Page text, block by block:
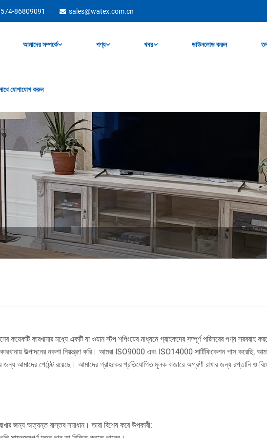
86809091 sales@watex.com.cn
আমাদের সম্পর্কে পণ্য খবর ডাউনলোড করুন
যোগাযোগ করুন
কারখানার মধ্যে একটি যা ওয়ান স্টপ শপিংয়ের মাধ্যমে গ্রাহকদের সম্পূর্ণ পরিসরের পণ্য সরবরাহ
উত্পাদনের নকশা নিয়ন্ত্রণ করি। আমরা ISO9000 এবং ISO14000 সার্টিফিকেশন পাস করেছি,
আমাদের পেটেন্ট রয়েছে। আমাদের গ্রাহকের প্রতিযোগিতামূলক বাজারে অগ্রণী রাখার জন্য রপ্তানি ও
জন্য অত্যন্ত বাস্তব সমাধান। তারা বিশেষ করে উপকারী: